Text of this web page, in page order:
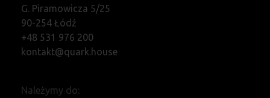
G. Piramowicza 5/25
90-254 Łódź
+48 531 976 200
kontakt@quark.house
Należymy do: